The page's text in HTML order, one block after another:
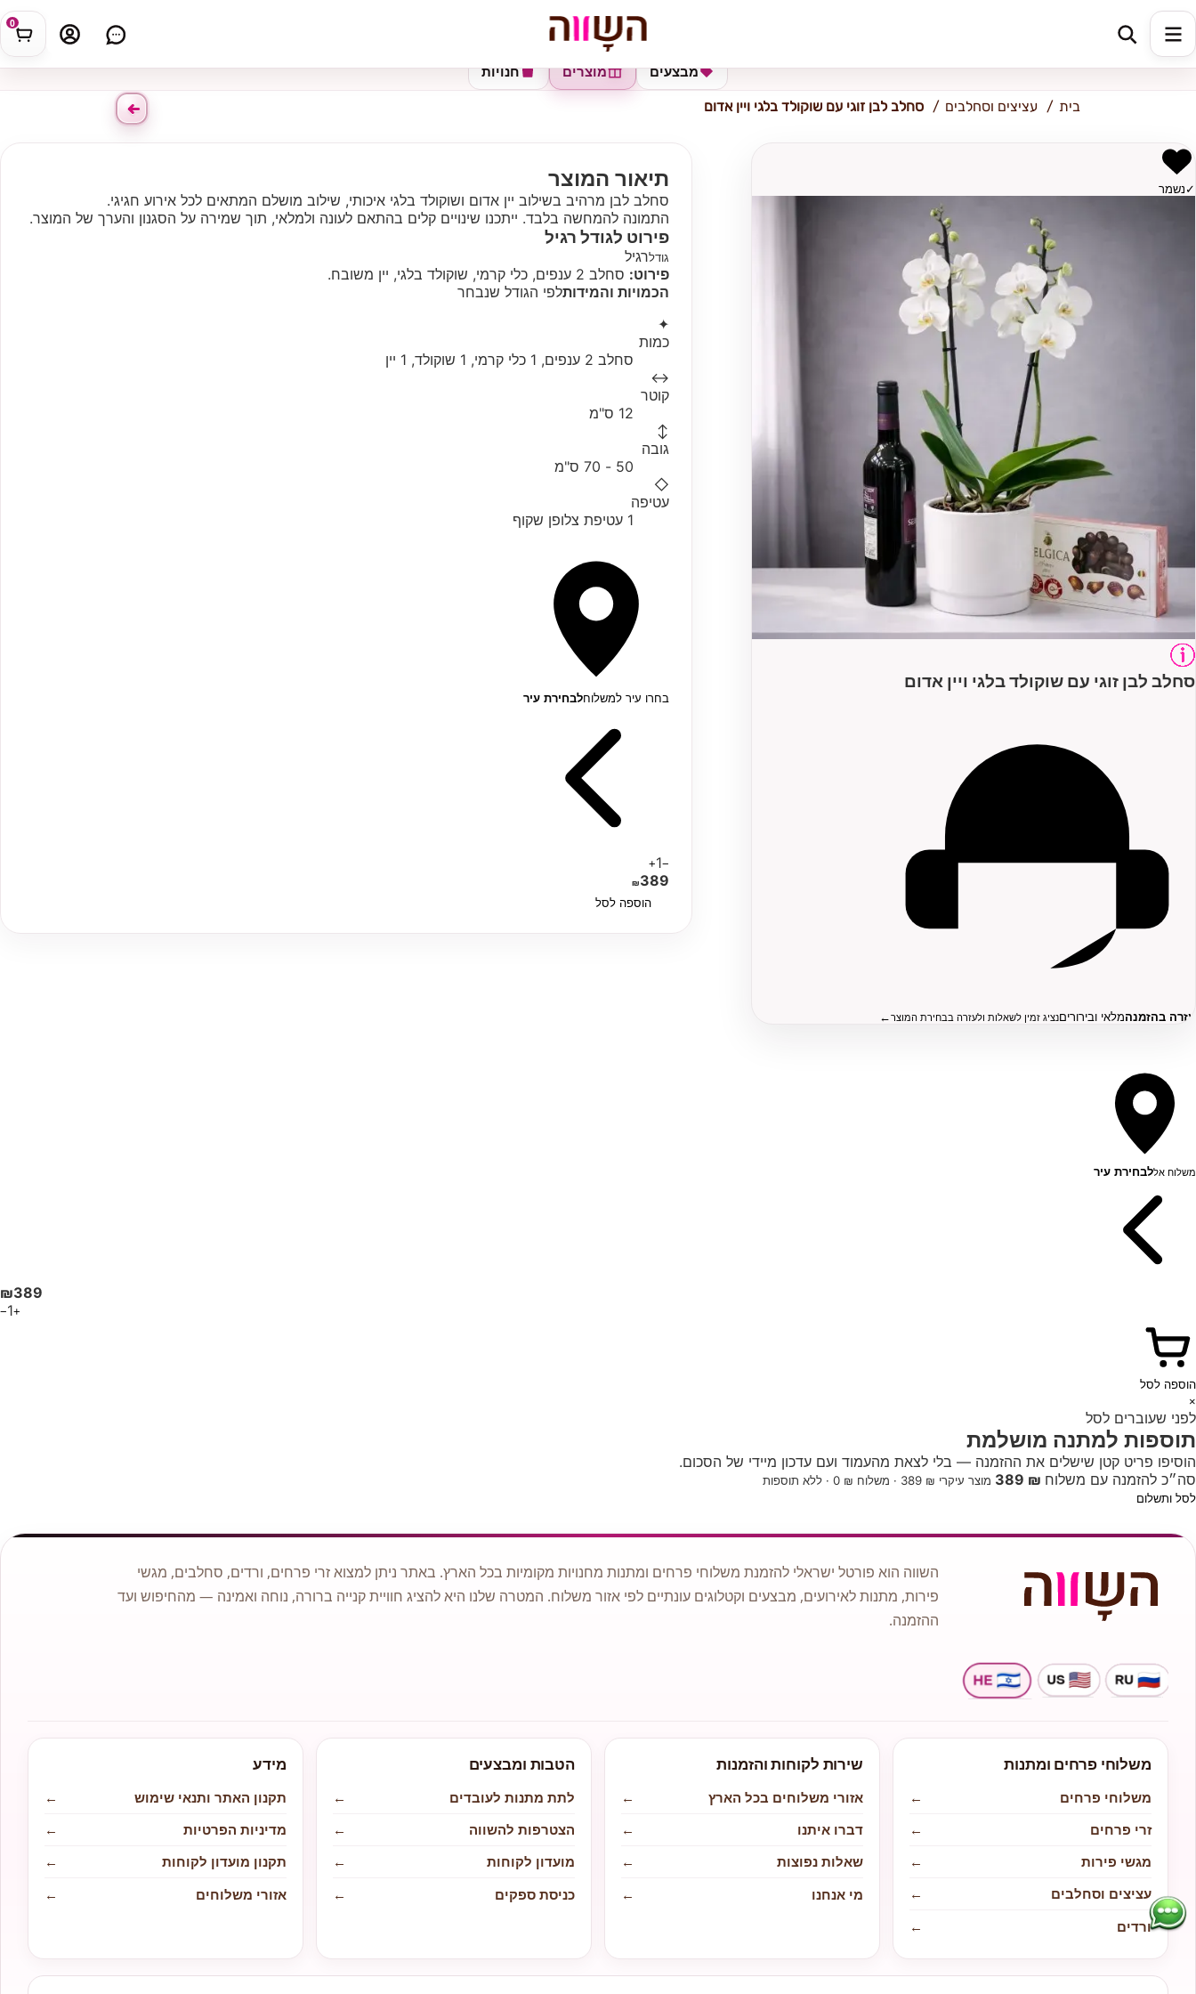
0 כתובת למשלוח
חנויות מוצרים מבצעים
בית עציצים וסחלבים סחלב לבן זוגי עם שוקולד בלגי ויין אדום
✓ נשמר
סחלב לבן זוגי עם שוקולד בלגי ויין אדום
עזרה בהזמנהמלאי ובירוריםנציג זמין לשאלות ולעזרה בבחירת המוצר←
תיאור המוצר
סחלב לבן מרהיב בשילוב יין אדום ושוקולד בלגי איכותי, שילוב מושלם המתאים לכל אירוע חגיגי.
התמונה להמחשה בלבד. ייתכנו שינויים קלים בהתאם לעונה ולמלאי, תוך שמירה על הסגנון והערך של המוצר.
פירוט לגודל רגיל
גודלרגיל
פירוט: סחלב 2 ענפים, כלי קרמי, שוקולד בלגי, יין משובח.
הכמויות והמידותלפי הגודל שנבחר
✦
כמות
סחלב 2 ענפים, 1 כלי קרמי, 1 שוקולד, 1 יין
↔
קוטר
12 ס"מ
↕
גובה
50 - 70 ס"מ
◇
עטיפה
1 עטיפת צלופן שקוף
בחרו עיר למשלוחלבחירת עיר
−
1
+
₪389
הוספה לסל
משלוח אללבחירת עיר
₪389
−1+
הוספה לסל
×
לפני שעוברים לסל
תוספות למתנה מושלמת
הוסיפו פריט קטן שישלים את ההזמנה — בלי לצאת מהעמוד ועם עדכון מיידי של הסכום.
סה״כ להזמנה עם משלוח ₪ 389 מוצר עיקרי ₪ 389 · משלוח ₪ 0 · ללא תוספות
לסל ותשלום
השווה הוא פורטל ישראלי להזמנת משלוחי פרחים ומתנות מחנויות מקומיות בכל הארץ. באתר ניתן למצוא זרי פרחים, ורדים, סחלבים, מגשי
פירות, מתנות לאירועים, מבצעים וקטלוגים עונתיים לפי אזור משלוח. המטרה שלנו היא להציג חוויית קנייה ברורה, נוחה ואמינה — מהחיפוש ועד
ההזמנה.
משלוחי פרחים ומתנות
משלוחי פרחים
←
זרי פרחים
←
מגשי פירות
←
עציצים וסחלבים
←
ורדים
←
שירות לקוחות והזמנות
אזורי משלוחים בכל הארץ
←
דברו איתנו
←
שאלות נפוצות
←
מי אנחנו
←
הטבות ומבצעים
לתת מתנות לעובדים
←
הצטרפות להשווה
←
מועדון לקוחות
←
כניסת ספקים
←
מידע
תקנון האתר ותנאי שימוש
←
מדיניות הפרטיות
←
תקנון מועדון לקוחות
←
אזורי משלוחים
←